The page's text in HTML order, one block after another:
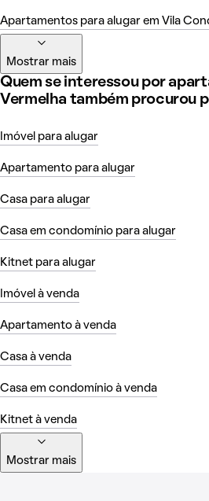
Apartamentos para alugar em Vila
Mostrar mais
Quem se interessou por
Vermelha também procurou
Imóvel para alugar
Apartamento para alugar
Casa para alugar
Casa em condomínio para alugar
Kitnet para alugar
Imóvel à venda
Apartamento à venda
Casa à venda
Casa em condomínio à venda
Kitnet à venda
Mostrar mais